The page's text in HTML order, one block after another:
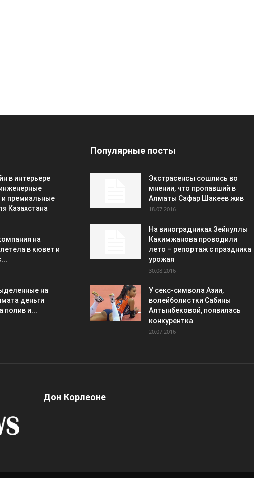
в интерьере
премиальные
Казахстана
на
в кювет и
на
деньги
полив и...
Популярные посты
Экстрасенсы сошлись во
мнении, что пропавший в
Алматы Сафар Шакеев жив
18.07.2016
На виноградниках Зейнуллы
Какимжанова проводили
лето – репортаж с праздника
урожая
30.08.2016
У секс-символа Азии,
волейболистки Сабины
Алтынбековой, появилась
конкурентка
20.07.2016
Дон Корлеоне